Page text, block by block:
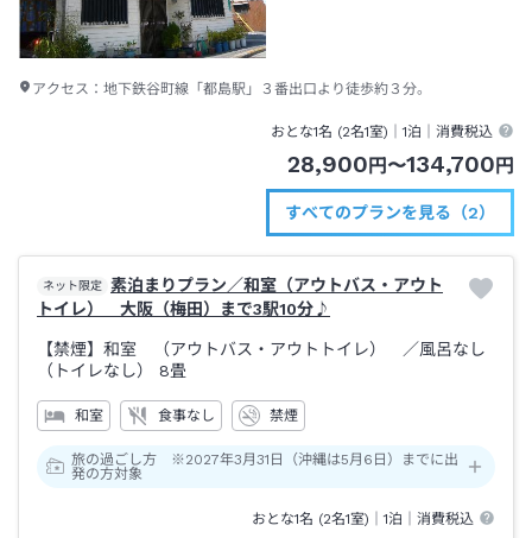
アクセス： 地下鉄谷町線「都島駅」３番出口より徒歩約３分。
おとな1名 (2名1室)｜1泊 ｜消費税込
28,900 円 〜134,700 円
すべてのプランを見る（2）
ネット限定
素泊まりプラン／和室（アウトバス・アウト
トイレ） 大阪（梅田）まで3駅10分♪
【禁煙】和室 （アウトバス・アウトトイレ）
／風呂なし
（トイレなし） 8畳
和室 食事なし 禁煙
旅の過ごし方 ※2027年3月31日（沖縄は5月6日）までに出
発の方対象
おとな1名 (2名1室)｜1泊 ｜消費税込